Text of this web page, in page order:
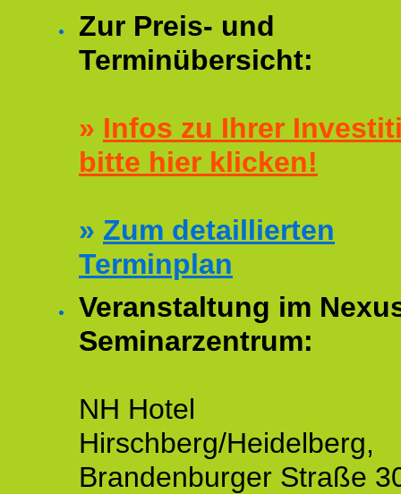
Zur Preis- und
Terminübersicht:
» Infos zu Ihrer
bitte hier klicken!
» Zum detaillierten
Terminplan
Veranstaltung im
Seminarzentrum:
NH Hotel
Hirschberg/Heidelberg,
Brandenburger Straße